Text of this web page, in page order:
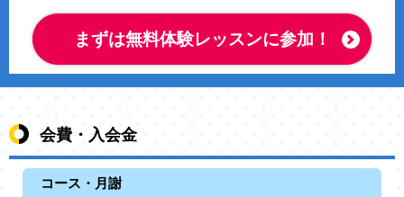
まずは無料体験レッスンに参加！
会費・入会金
コース・月謝